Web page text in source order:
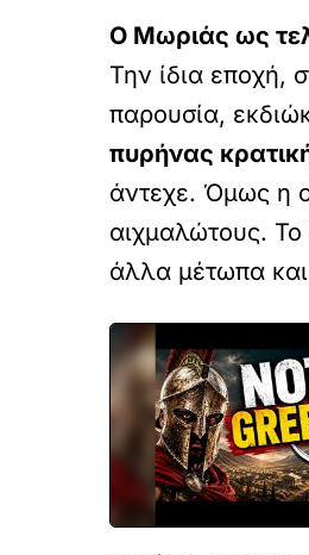
Ο Μωριάς ως
Την ίδια εποχή,
παρουσία,
πυρήνας
άντεχε. Όμως η
αιχμαλώτους. Το
άλλα μέτωπα και